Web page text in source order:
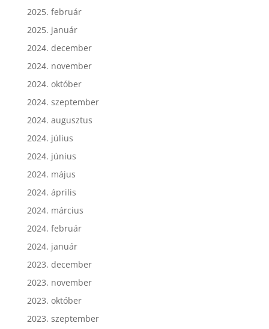
2025. február
2025. január
2024. december
2024. november
2024. október
2024. szeptember
2024. augusztus
2024. július
2024. június
2024. május
2024. április
2024. március
2024. február
2024. január
2023. december
2023. november
2023. október
2023. szeptember